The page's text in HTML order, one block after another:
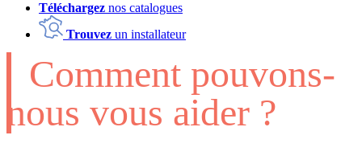
Téléchargez nos catalogues
Trouvez un installateur
Comment pouvons-
nous vous aider ?